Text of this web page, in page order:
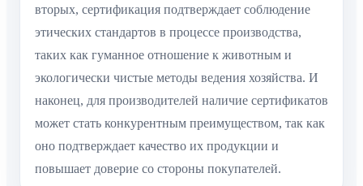
вторых, сертификация подтверждает соблюдение
этических стандартов в процессе производства,
таких как гуманное отношение к животным и
экологически чистые методы ведения хозяйства. И
наконец, для производителей наличие сертификатов
может стать конкурентным преимуществом, так как
оно подтверждает качество их продукции и
повышает доверие со стороны покупателей.